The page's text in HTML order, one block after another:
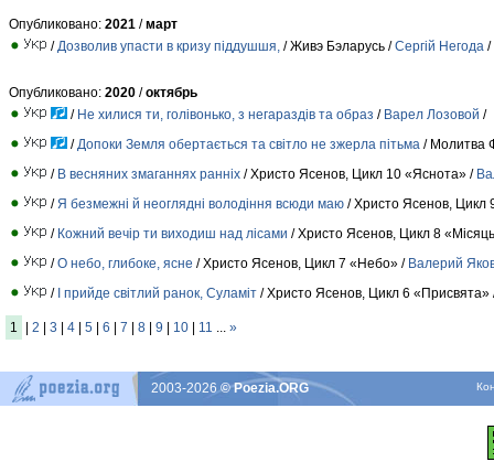
Опубликовано: 2021 /март
/ Дозволив упасти в кризу піддушшя, / Живэ Бэларусь /Сергій Негода /
Опубликовано: 2020 /октябрь
/ Не хилися ти, голівонько, з негараздів та образ / Варел Лозовой /
/ Допоки Земля обертається та світло не зжерла пітьма / Молитва
/ В весняних змаганнях ранніх / Христо Ясенов, Цикл 10 «Яснота» /
/ Я безмежні й неоглядні володіння всюди маю / Христо Ясенов, Цикл
/ Кожний вечір ти виходиш над лісами / Христо Ясенов, Цикл 8
/О небо, глибоке, ясне / Христо Ясенов, Цикл 7 «Небо» / Валерий
/ І прийде світлий ранок, Суламіт / Христо Ясенов, Цикл 6
1 | 2 | 3 | 4 | 5 | 6 | 7 | 8 | 9 | 10 | 11 »
2003-2026© Poezia.ORG